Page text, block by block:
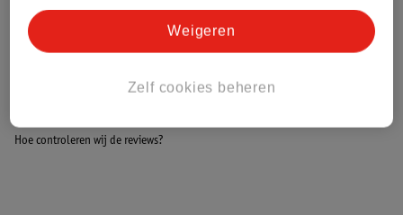
Bekijk ook
Alle Yogamatten
Hoe controleren wij de reviews?
Zelf cookies beheren
Weigeren